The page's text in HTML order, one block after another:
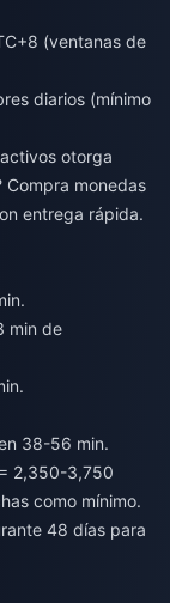
(ventanas de
diarios (mínimo
otorga
Compra monedas
entrega rápida.
min de
38-56 min.
2,350-3,750
como mínimo.
48 días para